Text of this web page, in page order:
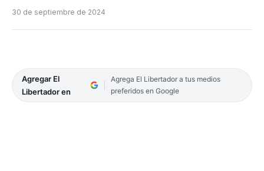
30 de septiembre de 2024
Agregar El
Libertador en
Agrega El Libertador a tus medios
preferidos en Google